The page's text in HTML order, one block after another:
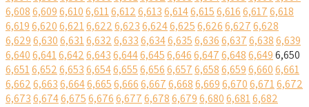
6,6086,6096,6106,6116,6126,6136,6146,6156,6166,6176,618
6,6196,6206,6216,6226,6236,6246,6256,6266,6276,628
6,6296,6306,6316,6326,6336,6346,6356,6366,6376,6386,639
6,6406,6416,6426,6436,6446,6456,6466,6476,6486,6496,650
6,6516,6526,6536,6546,6556,6566,6576,6586,6596,6606,661
6,6626,6636,6646,6656,6666,6676,6686,6696,6706,6716,672
6,6736,6746,6756,6766,6776,6786,6796,6806,6816,682